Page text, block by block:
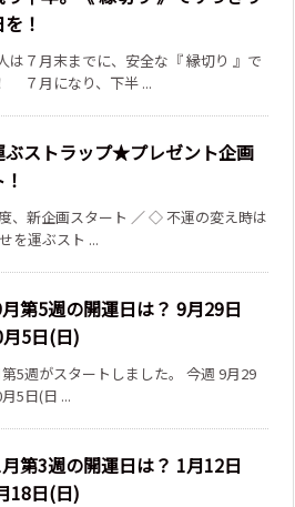
！
は７月末までに、安全な『 縁切り 』で
７月になり、下半 ...
ぶストラップ★プレゼント企画
、新企画スタート ／ ◇ 不運の変え時は
を運ぶスト ...
第5週の開運日は？ 9月29日
5日(日)
5週がスタートしました。 今週 9月29
5日(日 ...
第3週の開運日は？ 1月12日
18日(日)